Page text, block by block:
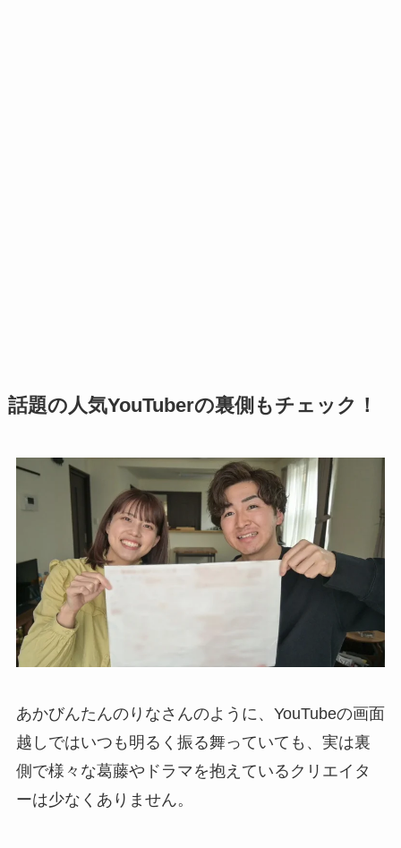
話題の人気YouTuberの裏側もチェック！
あかびんたんのりなさんのように、YouTubeの画面
越しではいつも明るく振る舞っていても、実は裏
側で様々な葛藤やドラマを抱えているクリエイタ
ーは少なくありません。